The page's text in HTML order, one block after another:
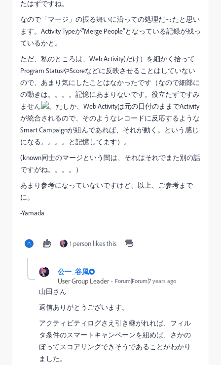
たはずですね。
なので「マージ」の振る舞いに沿っての処理だったと思い
ます。Activity Typeが"Merge People"となっている記録が残っ
ているかと。
ただ、私のところは、Web Activity(だけ）を細かく拾って
Program StatusやScoreなどに反映させることはしていない
ので、あまり気にしたことはなかったです（なので細部に
の動きは。。。。記憶にあまりないです。役立たずですみ
ません
。たしか、Web Activityは元の日付のままでActivity
が統合されるので、そのようなレコードに反応するような
Smart Campaignが組んであれば、それが動く。という感じ
になる。。。。と記憶してます）。
(known同士のマージという闇は、それはそれでまた別の話
ですがね。。。。）
あまり参考になっていないですけど、以上、ご参考まで
に。
-Yamada
1 person likes this
公一_谷風
User Group Leader
Forum|Forum|7 years ago
山田さん
返信ありがとうございます。
アクティビティログさえ引き継がれれば、フィル
タ条件のスマートキャンペーンを組めば、さかの
ぼってスコアリングできそうであることがわかり
ました。